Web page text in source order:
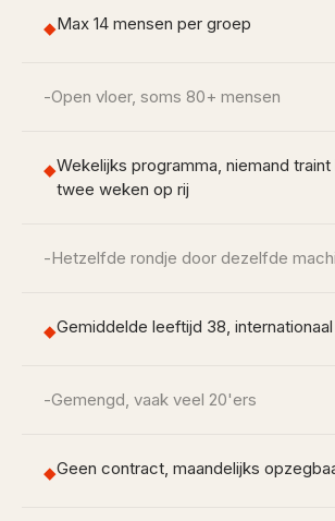
◆Max 14 mensen per groep
-Open vloer, soms 80+ mensen
◆Wekelijks programma, niemand
twee weken op rij
-Hetzelfde rondje door dezelfde
◆Gemiddelde leeftijd 38,
-Gemengd, vaak veel 20'ers
◆Geen contract, maandelijks